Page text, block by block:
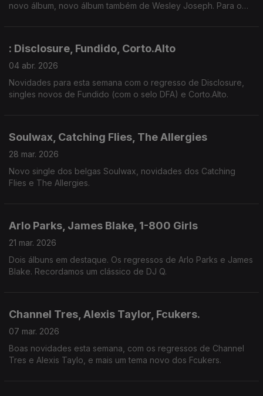
novo álbum, novo álbum também de Wesley Joseph. Para o
: Disclosure, Fundido, Corto.Alto
04 abr. 2026
Novidades para esta semana com o regresso de Disclosure,
singles novos de Fundido (com o selo DFA) e Corto.Alto.
Soulwax, Catching Flies, The Allergies
28 mar. 2026
Novo single dos belgas Soulwax, novidades dos Catching
Flies e The Allergies.
Arlo Parks, James Blake, 1-800 Girls
21 mar. 2026
Dois álbuns em destaque. Os regressos de Arlo Parks e James
Blake. Recordamos um clássico de DJ Q.
Channel Tres, Alexis Taylor, Fcukers.
07 mar. 2026
Boas novidades esta semana, com os regressos de Channel
Tres e Alexis Taylo, e mais um tema novo dos Fcukers.